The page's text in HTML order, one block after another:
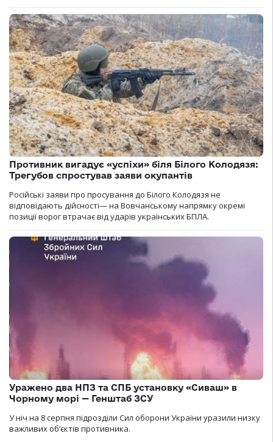
Противник вигадує «успіхи» біля Білого Колодязя:
Трегубов спростував заяви окупантів
Російські заяви про просування до Білого Колодязя не
відповідають дійсності— на Вовчанському напрямку окремі
позиції ворог втрачає від ударів українських БПЛА.
Уражено два НПЗ та СПБ установку «Сиваш» в
Чорному морі — Генштаб ЗСУ
У ніч на 8 серпня підрозділи Сил оборони України уразили низку
важливих об’єктів противника.